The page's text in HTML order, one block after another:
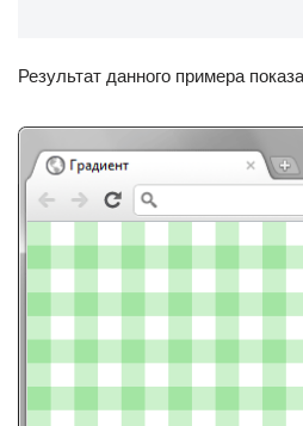
Результат данного примера